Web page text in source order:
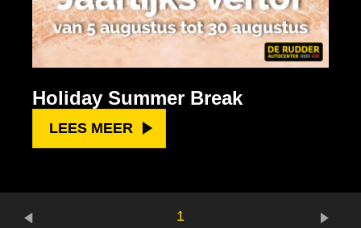
Holiday Summer Break
LEES MEER
1